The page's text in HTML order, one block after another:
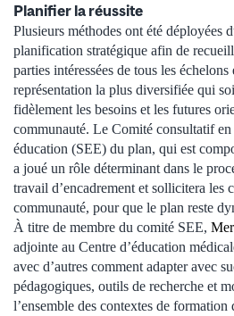
Planifier la réussite
Plusieurs méthodes ont été déployées
planification stratégique afin de
parties intéressées de tous les échelons
représentation la plus diversifiée qui
fidèlement les besoins et les futures
communauté. Le Comité consultatif en
éducation (SEE) du plan, qui est
a joué un rôle déterminant dans le
travail d’encadrement et sollicitera les
communauté, pour que le plan reste
À titre de membre du comité SEE,
adjointe au Centre d’éducation
avec d’autres comment adapter avec
pédagogiques, outils de recherche et
l’ensemble des contextes de formation